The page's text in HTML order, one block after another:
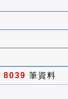
8039 筆資料